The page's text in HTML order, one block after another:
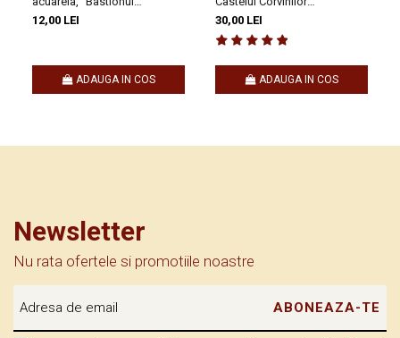
Croitorilor" Cluj Napoca
12,00 LEI
ADAUGA IN COS
Hunedoara, dimensiune
10/15 cm, rama inclusa
30,00 LEI
ADAUGA IN COS
Newsletter
Nu rata ofertele si promotiile noastre